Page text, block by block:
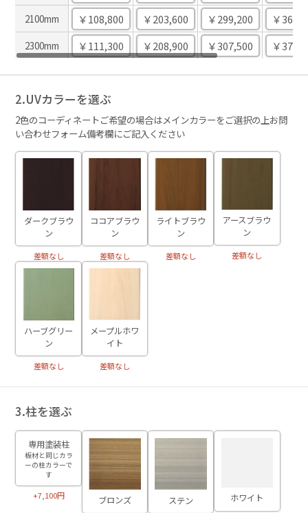
2100mm ￥108,800 ￥203,600 ￥299,200 ￥
2300mm ￥111,300 ￥208,900 ￥307,500 ￥
2.UVカラーを選ぶ
2色のコーディネートご希望の場合はメインカラーをご選択の上お問
い合わせフォーム備考欄にご記入ください
ダークブラウ
ン
差額なし
ココアブラウ
ン
差額なし
ライトブラウ
ン
差額なし
アースブラウ
ン
差額なし
ハーブグリー
ン
差額なし
メープルホワ
イト
差額なし
3.柱を選ぶ
専用塗装柱
板材と同じカラ
ーの柱カラーで
す
+7,100円 ブロンズ ステン ホワイト